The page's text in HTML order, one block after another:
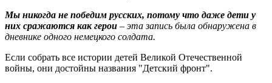
Мы никогда не победим русских, потому что даже дети у
них сражаются как герои – эта запись была обнаружена в
дневнике одного немецкого солдата.
Если собрать все истории детей Великой Отечественной
войны, они достойны названия "Детский фронт".